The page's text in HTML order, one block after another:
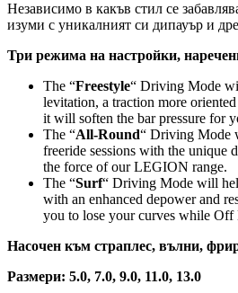
Независимо в какъв стил се
изуми с уникалният си дипауър и
Три режима на настройки,
The “Freestyle“ Driving Mode
levitation, a traction more
it will soften the bar pressure for
The “All-Round“ Driving Mode
freeride sessions with the unique
the force of our LEGION range.
The “Surf“ Driving Mode will
with an enhanced depower and
you to lose your curves while
Насочен към страплес, вълни,
Размери: 5.0, 7.0, 9.0, 11.0, 13.0